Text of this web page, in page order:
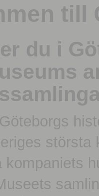
till
du i
största
kompaniets